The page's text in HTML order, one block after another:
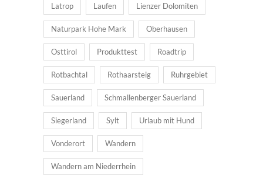
Latrop Laufen Lienzer Dolomiten
Naturpark Hohe Mark Oberhausen
Osttirol Produkttest Roadtrip
Rotbachtal Rothaarsteig Ruhrgebiet
Sauerland Schmallenberger Sauerland
Siegerland Sylt Urlaub mit Hund
Vonderort Wandern
Wandern am Niederrhein